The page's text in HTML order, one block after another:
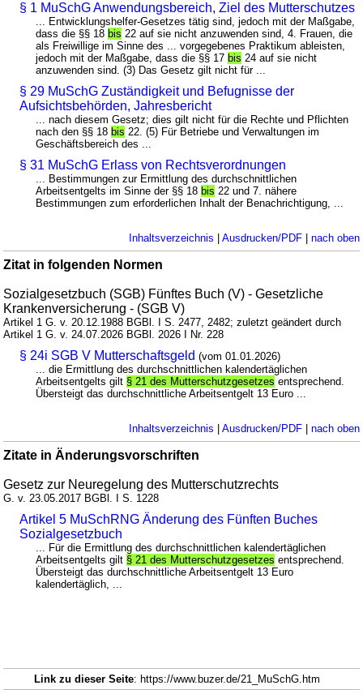
§ 1 MuSchG Anwendungsbereich, Ziel des Mutterschutzes
... Entwicklungshelfer-Gesetzes tätig sind, jedoch mit der Maßgabe,
dass die §§ 18 bis 22 auf sie nicht anzuwenden sind, 4. Frauen, die
als Freiwillige im Sinne des ... vorgegebenes Praktikum ableisten,
jedoch mit der Maßgabe, dass die §§ 17 bis 24 auf sie nicht
anzuwenden sind. (3) Das Gesetz gilt nicht für ...
§ 29 MuSchG Zuständigkeit und Befugnisse der
Aufsichtsbehörden, Jahresbericht
... nach diesem Gesetz; dies gilt nicht für die Rechte und Pflichten
nach den §§ 18 bis 22. (5) Für Betriebe und Verwaltungen im
Geschäftsbereich des ...
§ 31 MuSchG Erlass von Rechtsverordnungen
... Bestimmungen zur Ermittlung des durchschnittlichen
Arbeitsentgelts im Sinne der §§ 18 bis 22 und 7. nähere
Bestimmungen zum erforderlichen Inhalt der Benachrichtigung, ...
Inhaltsverzeichnis Ausdrucken/PDF| nach oben
Zitat in folgenden Normen
Sozialgesetzbuch (SGB) Fünftes Buch (V) - Gesetzliche
Krankenversicherung - (SGB V)
Artikel 1 G. v. 20.12.1988 BGBl. I S. 2477, 2482; zuletzt geändert durch
Artikel 1 G. v. 24.07.2026 BGBl. 2026 I Nr. 228
§ 24i SGB V Mutterschaftsgeld (vom 01.01.2026)
... die Ermittlung des durchschnittlichen kalendertäglichen
Arbeitsentgelts gilt § 21 des Mutterschutzgesetzes entsprechend.
Übersteigt das durchschnittliche Arbeitsentgelt 13 Euro ...
Inhaltsverzeichnis Ausdrucken/PDF| nach oben
Zitate in Änderungsvorschriften
Gesetz zur Neuregelung des Mutterschutzrechts
G. v. 23.05.2017 BGBl. I S. 1228
Artikel 5 MuSchRNG Änderung des Fünften Buches
Sozialgesetzbuch
... Für die Ermittlung des durchschnittlichen kalendertäglichen
Arbeitsentgelts gilt § 21 des Mutterschutzgesetzes entsprechend.
Übersteigt das durchschnittliche Arbeitsentgelt 13 Euro
kalendertäglich, ...
Link zu dieser Seite: https://www.buzer.de/21_MuSchG.htm